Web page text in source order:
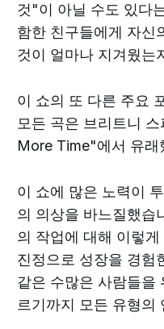
것"이 아닐 수도 있다
함한 친구들에게 자신
것이 얼마나 지겨웠는
이 쇼의 또 다른 주요
모든 곡은 브리트니
More Time"에서 유래
이 쇼에 많은 노력이
의 의상을 바느질했습
의 작업에 대해 이렇
진정으로 성장을 경험
같은 수많은 사람들을
르기까지 모든 유형의